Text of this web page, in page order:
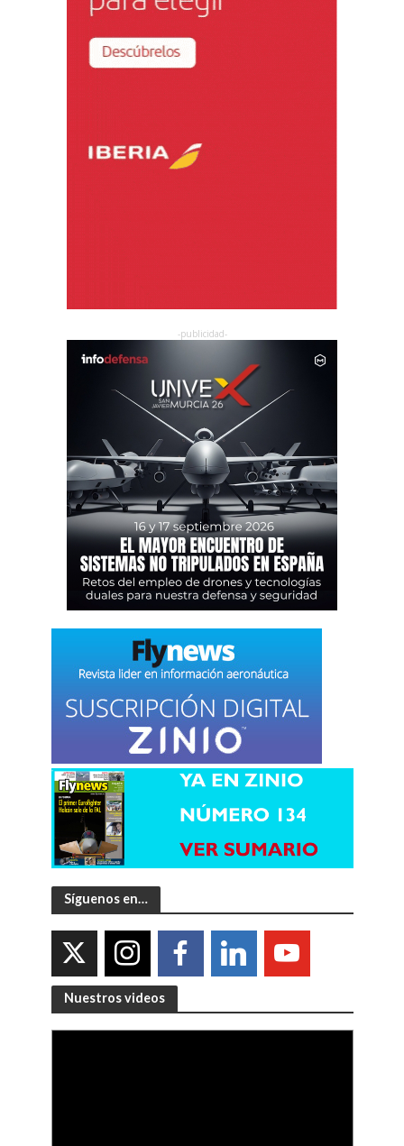
Síguenos en…
Nuestros videos